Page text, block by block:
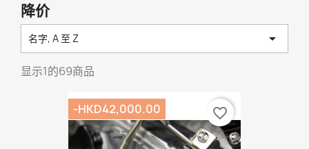
降价
名字, A 至 Z 
显示1的69商品
-HKD42,000.00 favorite_border